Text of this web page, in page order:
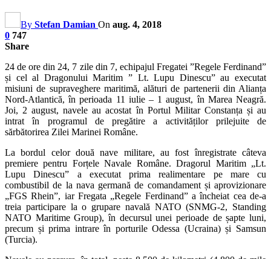
By Stefan Damian On aug. 4, 2018
0 747
Share
24 de ore din 24, 7 zile din 7, echipajul Fregatei ”Regele Ferdinand”
și cel al Dragonului Maritim ” Lt. Lupu Dinescu” au executat
misiuni de supraveghere maritimă, alături de partenerii din Alianța
Nord-Atlantică, în perioada 11 iulie – 1 august, în Marea Neagră.
Joi, 2 august, navele au acostat în Portul Militar Constanța și au
intrat în programul de pregătire a activităților prilejuite de
sărbătorirea Zilei Marinei Române.
La bordul celor două nave militare, au fost înregistrate câteva
premiere pentru Forțele Navale Române. Dragorul Maritim „Lt.
Lupu Dinescu” a executat prima realimentare pe mare cu
combustibil de la nava germană de comandament și aprovizionare
„FGS Rhein”, iar Fregata „Regele Ferdinand” a încheiat cea de-a
treia participare la o grupare navală NATO (SNMG-2, Standing
NATO Maritime Group), în decursul unei perioade de șapte luni,
precum și prima intrare în porturile Odessa (Ucraina) și Samsun
(Turcia).